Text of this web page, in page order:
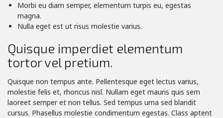
Morbi eu diam semper, elementum turpis eu, egestas
magna.
Nulla eget est ut risus molestie varius.
Quisque imperdiet elementum
tortor vel pretium.
Quisque non tempus ante. Pellentesque eget lectus varius,
molestie felis et, rhoncus nisl. Nullam eget mauris quis sem
laoreet semper et non tellus. Sed tempus urna sed blandit
cursus. Phasellus molestie condimentum egestas. Class aptent